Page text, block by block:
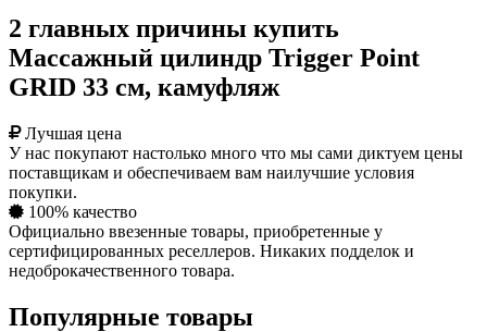
2 главных причины купить
Массажный цилиндр Trigger Point
GRID 33 см, камуфляж
Лучшая цена
У нас покупают настолько много что мы сами диктуем цены
поставщикам и обеспечиваем вам наилучшие условия
покупки.
100% качество
Официально ввезенные товары, приобретенные у
сертифицированных реселлеров. Никаких подделок и
недоброкачественного товара.
Популярные товары